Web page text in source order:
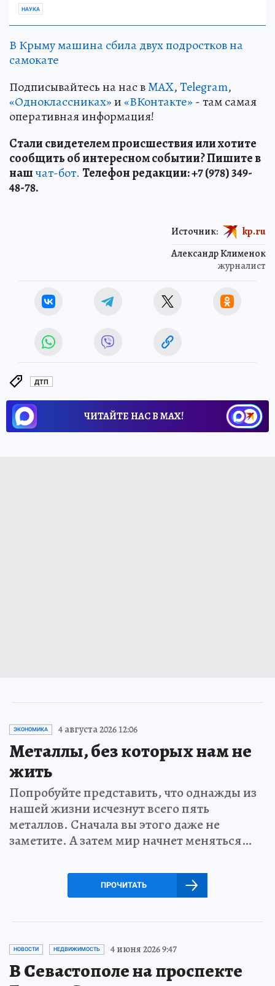
НАУКА
В Крыму машина сбила двух подростков на
самокате
Подписывайтесь на нас вMAX,Telegram,
«Одноклассниках»и«ВКонтакте» - там самая
оперативная информация!
Стали свидетелем происшествия или хотите
сообщить об интересном событии? Пишите в
нашчат-бот. Телефон редакции: +7 (978) 349-
48-78.
Александр Клименок
журналист
Источник: kp.ru
ДТП
ЧИТАЙТЕ НАС В МАХ!
ЭКОНОМИКА 4 августа 2026 12:06
Металлы, без которых нам не
жить
Попробуйте представить, что однажды из
нашей жизни исчезнут всего пять
металлов. Сначала вы этого даже не
заметите. А затем мир начнет меняться…
ПРОЧИТАТЬ
НОВОСТИ НЕДВИЖИМОСТЬ 4 июня 2026 9:47
В Севастополе на проспекте